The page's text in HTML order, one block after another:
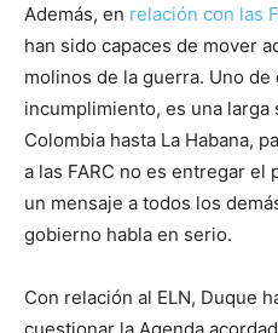
Además, en relación con las
han sido capaces de mover
molinos de la guerra. Uno
incumplimiento, es una larga
Colombia hasta La Habana,
a las FARC no es entregar el
un mensaje a todos los
gobierno habla en serio.
Con relación al ELN, Duque
cuestionar la Agenda